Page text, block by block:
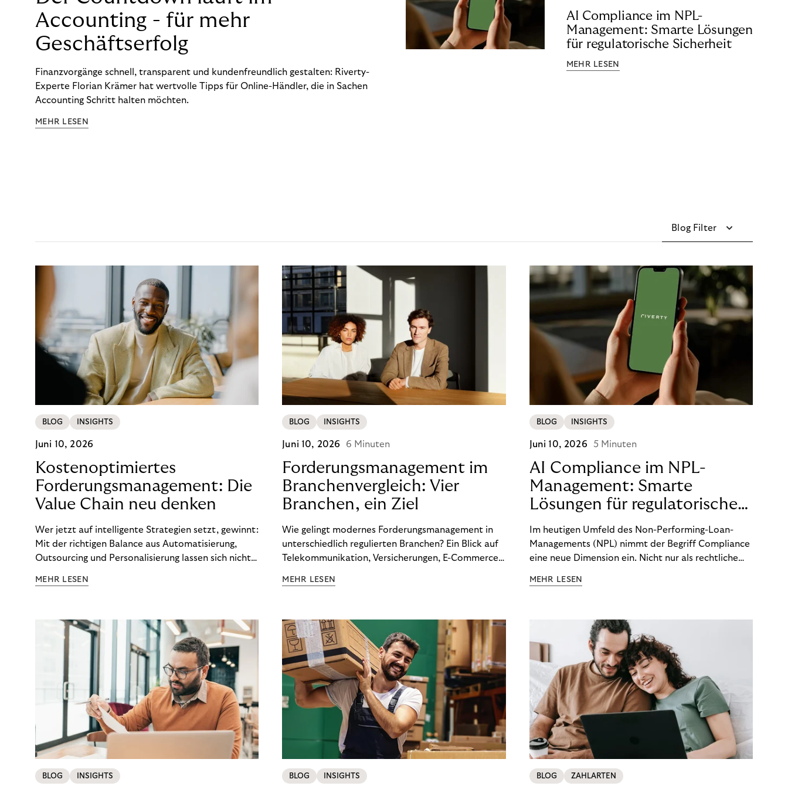
Accounting - für mehr
Geschäftserfolg
Finanzvorgänge schnell, transparent und kundenfreundlich gestalten: Riverty-
Experte Florian Krämer hat wertvolle Tipps für Online-Händler, die in Sachen
Accounting Schritt halten möchten.
MEHR LESEN
AI Compliance im NPL-
Management: Smarte Lösungen
für regulatorische Sicherheit
MEHR LESEN
Blog Filter
BLOG INSIGHTS
Juni 10, 2026
Kostenoptimiertes
Forderungsmanagement: Die
Value Chain neu denken
Wer jetzt auf intelligente Strategien setzt, gewinnt:
Mit der richtigen Balance aus Automatisierung,
Outsourcing und Personalisierung lassen sich nicht
Ergebnisse sichern. Riverty zeigt, wie Recovery-
MEHR LESEN
BLOG INSIGHTS
Juni 10, 2026 6 Minuten
Forderungsmanagement im
Branchenvergleich: Vier
Branchen, ein Ziel
Wie gelingt modernes Forderungsmanagement in
unterschiedlich regulierten Branchen? Ein Blick auf
Telekommunikation, Versicherungen, E-Commerce
wirksam reduzieren will, braucht keine
MEHR LESEN
BLOG INSIGHTS
Juni 10, 2026 5 Minuten
AI Compliance im NPL-
Management: Smarte
Lösungen für regulatorische
Sicherheit
Im heutigen Umfeld des Non-Performing-Loan-
Managements (NPL) nimmt der Begriff Compliance
eine neue Dimension ein. Nicht nur als rechtliche
Wettbewerbsvorteil. In einem Umfeld steigender
(DSGVO) – geraten viele Unternehmen an die
Grenzen traditioneller Compliance-Mechanismen.
MEHR LESEN
BLOG INSIGHTS BLOG INSIGHTS BLOG ZAHLARTEN